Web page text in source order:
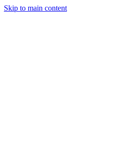
Skip to main content